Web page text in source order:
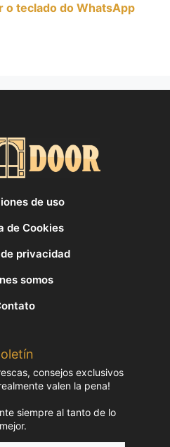
o teclado do WhatsApp
de uso
de Cookies
privacidad
somos
consejos exclusivos
valen la pena!
siempre al tanto de lo
mejor.